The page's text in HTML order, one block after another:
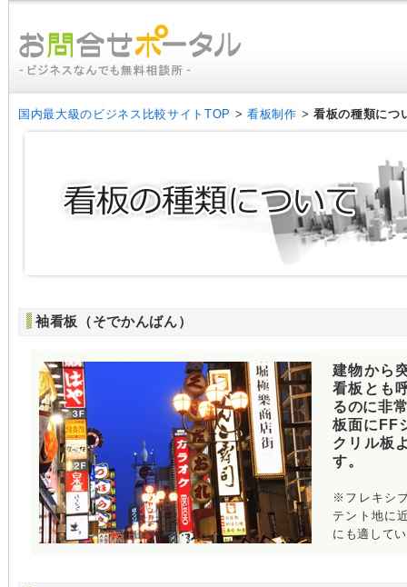
国内最大級のビジネス比較サイトTOP >看板制作 > 看板の種類につ
袖看板（そでかんばん）
建物から
看板とも
るのに非
板面にFF
クリル板
す。
※フレキシ
テント地に
にも適して